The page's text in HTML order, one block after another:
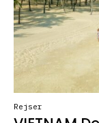
Rejser